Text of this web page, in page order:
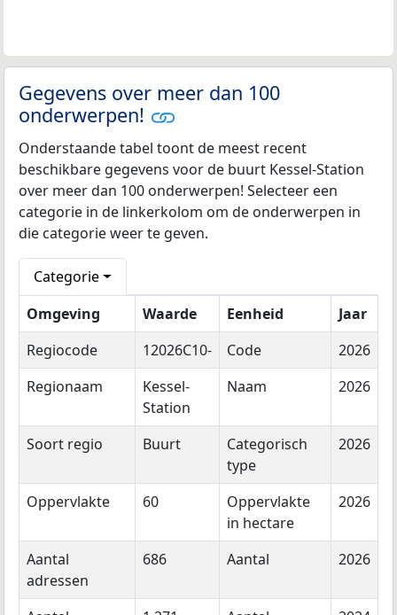
Gegevens over meer dan 100
onderwerpen!
Onderstaande tabel toont de meest recent
beschikbare gegevens voor de buurt Kessel-Station
over meer dan 100 onderwerpen! Selecteer een
categorie in de linkerkolom om de onderwerpen in
die categorie weer te geven.
Categorie
Omgeving
Waarde Eenheid
Jaar
Regiocode
12026C10- Code
2026
Regionaam
Kessel-
Station
Naam 2026
Soort regio Buurt
Categorisch
type
2026
Oppervlakte 60
Oppervlakte
in hectare
2026
Aantal
adressen
686 Aantal 2026